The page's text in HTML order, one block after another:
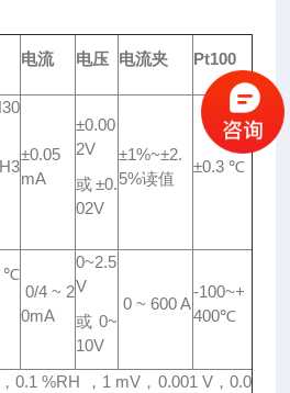
电流 电压 电流夹 Pt100
±0.05
mA
±0.00
2V
或±0.
02V
±1%~±2.
5%读值
±0.3 ℃
℃
0/4 ~ 2
0mA
0~2.5
V
或 0~
10V
0 ~ 600 A
-100~+
400℃
0.1 %RH ，1 mV，0.001 V，0.0